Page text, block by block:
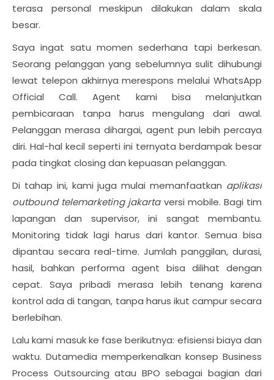
terasa personal meskipun dilakukan dalam skala
besar.
Saya ingat satu momen sederhana tapi berkesan.
Seorang pelanggan yang sebelumnya sulit dihubungi
lewat telepon akhirnya merespons melalui WhatsApp
Official Call. Agent kami bisa melanjutkan
pembicaraan tanpa harus mengulang dari awal.
Pelanggan merasa dihargai, agent pun lebih percaya
diri. Hal-hal kecil seperti ini ternyata berdampak besar
pada tingkat closing dan kepuasan pelanggan.
Di tahap ini, kami juga mulai memanfaatkan aplikasi
outbound telemarketing jakartaversi mobile. Bagi tim
lapangan dan supervisor, ini sangat membantu.
Monitoring tidak lagi harus dari kantor. Semua bisa
dipantau secara real-time. Jumlah panggilan, durasi,
hasil, bahkan performa agent bisa dilihat dengan
cepat. Saya pribadi merasa lebih tenang karena
kontrol ada di tangan, tanpa harus ikut campur secara
berlebihan.
Lalu kami masuk ke fase berikutnya: efisiensi biaya dan
waktu. Dutamedia memperkenalkan konsep Business
Process Outsourcing atau BPO sebagai bagian dari